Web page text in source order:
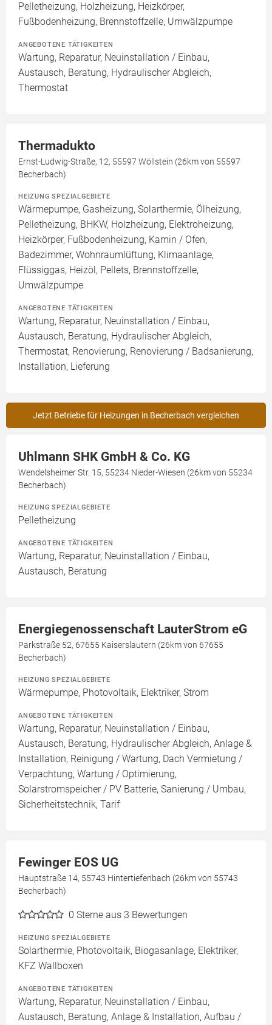
Pelletheizung, Holzheizung, Heizkörper,
Fußbodenheizung, Brennstoffzelle, Umwälzpumpe
ANGEBOTENE TÄTIGKEITEN
Wartung, Reparatur, Neuinstallation / Einbau,
Austausch, Beratung, Hydraulischer Abgleich,
Thermostat
Thermadukto
Ernst-Ludwig-Straße, 12, 55597 Wöllstein (26km von 55597
Becherbach)
HEIZUNG SPEZIALGEBIETE
Wärmepumpe, Gasheizung, Solarthermie, Ölheizung,
Pelletheizung, BHKW, Holzheizung, Elektroheizung,
Heizkörper, Fußbodenheizung, Kamin / Ofen,
Badezimmer, Wohnraumlüftung, Klimaanlage,
Flüssiggas, Heizöl, Pellets, Brennstoffzelle,
Umwälzpumpe
ANGEBOTENE TÄTIGKEITEN
Wartung, Reparatur, Neuinstallation / Einbau,
Austausch, Beratung, Hydraulischer Abgleich,
Thermostat, Renovierung, Renovierung / Badsanierung,
Installation, Lieferung
Jetzt Betriebe für Heizungen in Becherbach vergleichen
Uhlmann SHK GmbH & Co. KG
Wendelsheimer Str. 15, 55234 Nieder-Wiesen (26km von 55234
Becherbach)
HEIZUNG SPEZIALGEBIETE
Pelletheizung
ANGEBOTENE TÄTIGKEITEN
Wartung, Reparatur, Neuinstallation / Einbau,
Austausch, Beratung
Energiegenossenschaft LauterStrom eG
Parkstraße 52, 67655 Kaiserslautern (26km von 67655
Becherbach)
HEIZUNG SPEZIALGEBIETE
Wärmepumpe, Photovoltaik, Elektriker, Strom
ANGEBOTENE TÄTIGKEITEN
Wartung, Reparatur, Neuinstallation / Einbau,
Austausch, Beratung, Hydraulischer Abgleich, Anlage &
Installation, Reinigung / Wartung, Dach Vermietung /
Verpachtung, Wartung / Optimierung,
Solarstromspeicher / PV Batterie, Sanierung / Umbau,
Sicherheitstechnik, Tarif
Fewinger EOS UG
Hauptstraße 14, 55743 Hintertiefenbach (26km von 55743
Becherbach)
0 Sterne aus 3 Bewertungen
HEIZUNG SPEZIALGEBIETE
Solarthermie, Photovoltaik, Biogasanlage, Elektriker,
KFZ Wallboxen
ANGEBOTENE TÄTIGKEITEN
Wartung, Reparatur, Neuinstallation / Einbau,
Austausch, Beratung, Anlage & Installation, Aufbau /